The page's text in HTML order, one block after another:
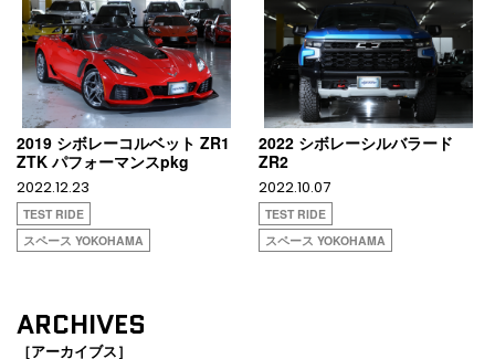
2019 シボレーコルベット ZR1
ZTK パフォーマンスpkg
2022.12.23
TEST RIDE
スペース YOKOHAMA
2022 シボレーシルバラード
ZR2
2022.10.07
TEST RIDE
スペース YOKOHAMA
ARCHIVES
［アーカイブス］